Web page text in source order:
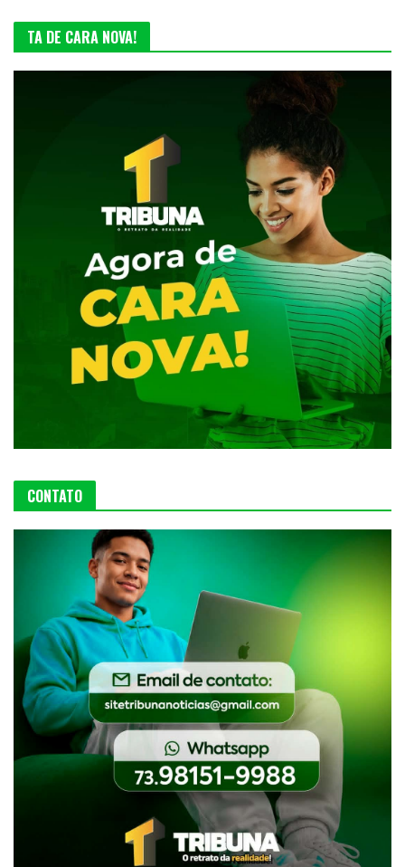
TA DE CARA NOVA!
CONTATO